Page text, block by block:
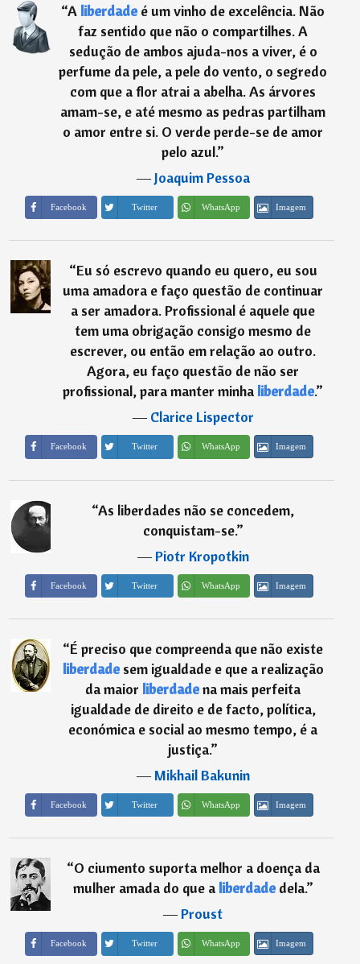
“A liberdade é um vinho de excelência. Não
faz sentido que não o compartilhes. A
sedução de ambos ajuda-nos a viver, é o
perfume da pele, a pele do vento, o segredo
com que a flor atrai a abelha. As árvores
amam-se, e até mesmo as pedras partilham
o amor entre si. O verde perde-se de amor
pelo azul.”
―Joaquim Pessoa
Facebook Twitter WhatsApp Imagem
“Eu só escrevo quando eu quero, eu sou
uma amadora e faço questão de continuar
a ser amadora. Profissional é aquele que
tem uma obrigação consigo mesmo de
escrever, ou então em relação ao outro.
Agora, eu faço questão de não ser
profissional, para manter minha liberdade.”
―Clarice Lispector
Facebook Twitter WhatsApp Imagem
“As liberdades não se concedem,
conquistam-se.”
―Piotr Kropotkin
Facebook Twitter WhatsApp Imagem
“É preciso que compreenda que não existe
liberdadesem igualdade e que a realização
da maior liberdadena mais perfeita
igualdade de direito e de facto, política,
económica e social ao mesmo tempo, é a
justiça.”
―Mikhail Bakunin
Facebook Twitter WhatsApp Imagem
“O ciumento suporta melhor a doença da
mulher amada do que a liberdadedela.”
―Proust
Facebook Twitter WhatsApp Imagem